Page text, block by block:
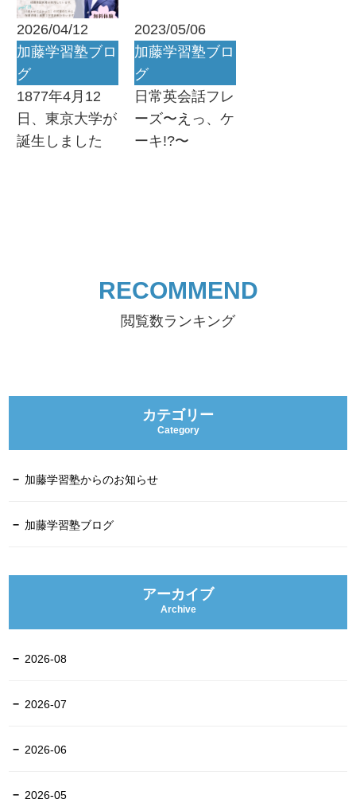
2026/04/12
加藤学習塾ブロ
グ
1877年4月12
日、東京大学が
誕生しました
2023/05/06
加藤学習塾ブロ
グ
日常英会話フレ
ーズ〜えっ、ケ
ーキ!?〜
RECOMMEND
閲覧数ランキング
カテゴリー
Category
加藤学習塾からのお知らせ
加藤学習塾ブログ
アーカイブ
Archive
2026-08
2026-07
2026-06
2026-05